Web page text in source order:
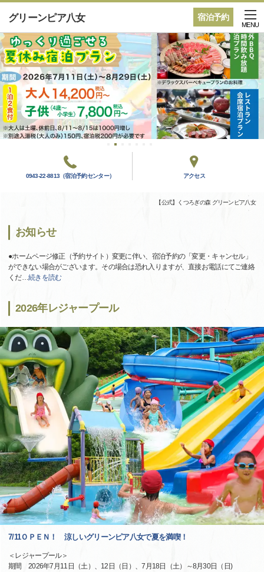
宿泊予約
グリーンピア八女
MENU
0943-22-8813（宿泊予約センター） アクセス
【公式】くつろぎの森 グリーンピア八女
お知らせ
●ホームページ修正（予約サイト）変更に伴い、宿泊予約の「変更・キャンセル」
ができない場合がございます。その場合は恐れ入りますが、直接お電話にてご連絡
くだ…続きを読む
2026年レジャープール
7/11ＯＰＥＮ！ 涼しいグリーンピア八女で夏を満喫！
＜レジャープール＞
期間 2026年7月11日（土）、12日（日）、7月18日（土）～8月30日（日)